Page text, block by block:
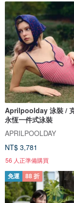
Aprilpoolday 泳裝 /
永恆一件式泳裝
APRILPOOLDAY
NT$ 3,781
56 人正準備購買
免運 88 折